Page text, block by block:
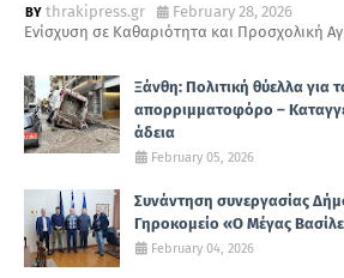
thrakipress.gr
February 28, 2026
Ενίσχυση σε Καθαριότητα και Προσχολική
Ξάνθη: Πολιτική θύελλα για
απορριμματοφόρο –
άδεια
February 05, 2026
Συνάντηση συνεργασίας
Γηροκομείο «Ο Μέγας
February 04, 2026